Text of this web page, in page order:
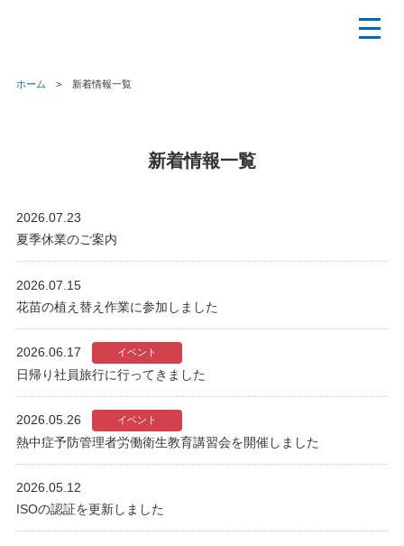
ホーム 新着情報一覧
新着情報一覧
2026.07.23
夏季休業のご案内
2026.07.15
花苗の植え替え作業に参加しました
2026.06.17 イベント
日帰り社員旅行に行ってきました
2026.05.26 イベント
熱中症予防管理者労働衛生教育講習会を開催しました
2026.05.12
ISOの認証を更新しました